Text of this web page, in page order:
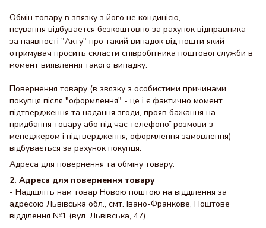
Обмін товару в звязку з його не кондицією,
псування відбувается безкоштовно за рахунок відправника
за наявності "Акту" про такий випадок від пошти який
отримувач просить скласти співробітника поштової служби в
момент виявлення такого випадку.
Повернення товару (в звязку з особистими причинами
покупця після "оформлення" - це і є фактично момент
підтвердження та надання згоди, прояв бажання на
придбання товару або під час телефоної розмови з
менеджером і підтвердження, оформлення замовлення) -
відбувається за рахунок покупця.
Адреса для повернення та обміну товару:
2. Адреса для повернення товару
- Надішліть нам товар Новою поштою на відділення за
адресою Львівська обл., смт. Івано-Франкове, Поштове
відділення №1 (вул. Львівська, 47)